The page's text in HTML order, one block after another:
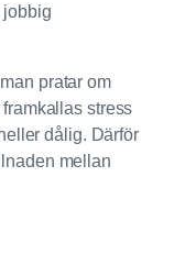
jobbig
pratar om
stress
dålig. Därför
mellan